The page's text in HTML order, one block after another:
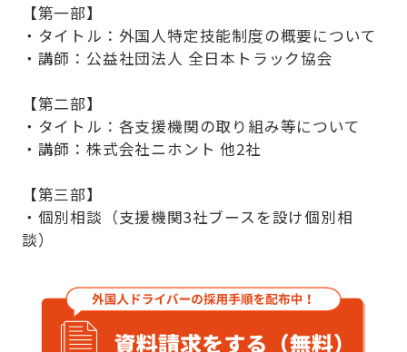
【第一部】
・タイトル：外国人特定技能制度の概要について
・講師：公益社団法人 全日本トラック協会
【第二部】
・タイトル：各支援機関の取り組み等について
・講師：株式会社ニホント 他2社
【第三部】
・個別相談（支援機関3社ブースを設け個別相
談）